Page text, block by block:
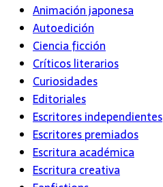
Animación japonesa
Autoedición
Ciencia ficción
Críticos literarios
Curiosidades
Editoriales
Escritores independientes
Escritores premiados
Escritura académica
Escritura creativa